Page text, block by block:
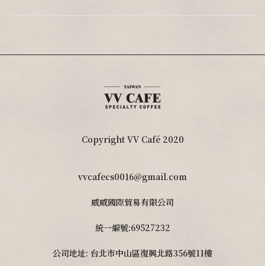
Copyright VV Café 2020
vvcafecs0016@gmail.com
威威國際貿易有限公司
統一編號:69527232
公司地址: 台北市中山區復興北路356號11樓